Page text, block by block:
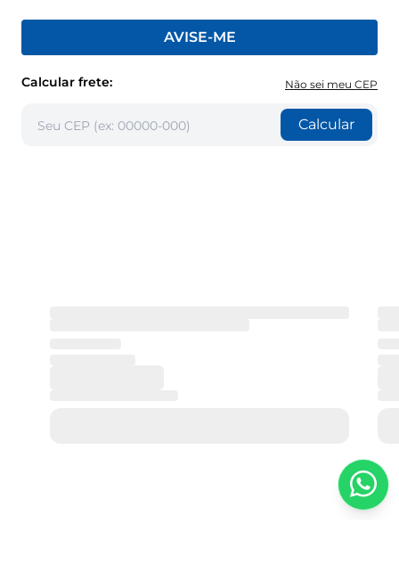
AVISE-ME
Calcular frete: Não sei meu CEP
Calcular